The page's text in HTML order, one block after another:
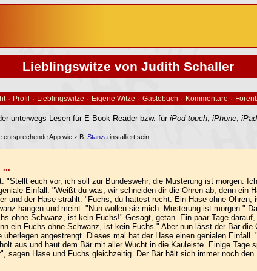
Lieblingswitze von Judith Schaller
· Profil · Lieblingswitze · Eigene Witze · Gästebuch · Kommentare ·
unterwegs Lesen für E-Book-Reader bzw. für iPod touch, iPhone, iPad
App wie z.B. Stanzainstalliert sein.
...
"Stellt euch vor, ich soll zur Bundeswehr, die Musterung ist morgen.
Einfall: "Weißt du was, wir schneiden dir die Ohren ab, denn ein
und der Hase strahlt: "Fuchs, du hattest recht. Ein Hase ohne
hängen und meint: "Nun wollen sie mich. Musterung ist morgen."
ohne Schwanz, ist kein Fuchs!" Gesagt, getan. Ein paar Tage
ein Fuchs ohne Schwanz, ist kein Fuchs." Aber nun lässt der Bär die
angestrengt. Dieses mal hat der Hase einen genialen
aus und haut dem Bär mit aller Wucht in die Kauleiste. Einige Tage
sagen Hase und Fuchs gleichzeitig. Der Bär hält sich immer noch